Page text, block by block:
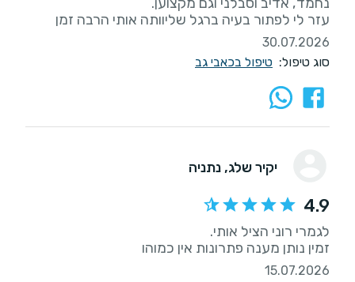
עזר לי לפתור בעיה ברגל שליוותה אותי הרבה זמן
30.07.2026
סוג טיפול: טיפול בכאבי גב
יקיר שלג, נתניה
4.9
זמין נותן מענה פתרונות אין כמוהו
15.07.2026